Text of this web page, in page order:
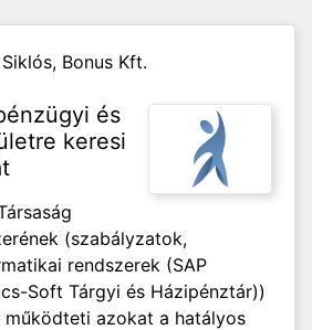
Siklós, Bonus Kft.
és
keresi
(szabályzatok,
rendszerek (SAP
Soft Tárgyi és Házipénztár))
működteti azokat a hatályos